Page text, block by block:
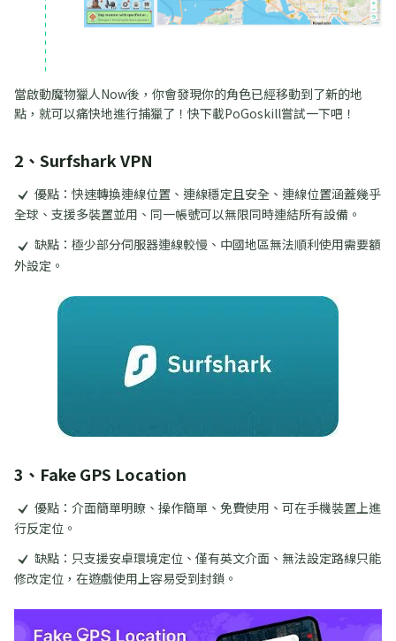
當啟動魔物獵人Now後，你會發現你的角色已經移動到了新的地
點，就可以痛快地進行捕獵了！快下載PoGoskill嘗試一下吧！
2、Surfshark VPN
優點：快速轉換連線位置、連線穩定且安全、連線位置涵蓋幾乎
全球、支援多裝置並用、同一帳號可以無限同時連結所有設備。
缺點：極少部分伺服器連線較慢、中國地區無法順利使用需要額
外設定。
3、Fake GPS Location
優點：介面簡單明瞭、操作簡單、免費使用、可在手機裝置上進
行反定位。
缺點：只支援安卓環境定位、僅有英文介面、無法設定路線只能
修改定位，在遊戲使用上容易受到封鎖。